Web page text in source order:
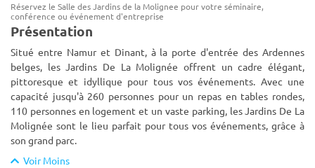
Réservez le Salle des Jardins de la Molignee pour votre séminaire,
conférence ou événement d'entreprise
Présentation
Situé entre Namur et Dinant, à la porte d'entrée des Ardennes
belges, les Jardins De La Molignée offrent un cadre élégant,
pittoresque et idyllique pour tous vos événements. Avec une
capacité jusqu'à 260 personnes pour un repas en tables rondes,
110 personnes en logement et un vaste parking, les Jardins De La
Molignée sont le lieu parfait pour tous vos événements, grâce à
son grand parc.
Voir Moins